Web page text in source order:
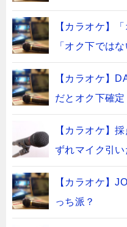
【カラオケ】
「オク下では
【カラオケ】
だとオク下確定
【カラオケ】
ずれマイク引
【カラオケ】
っち派？